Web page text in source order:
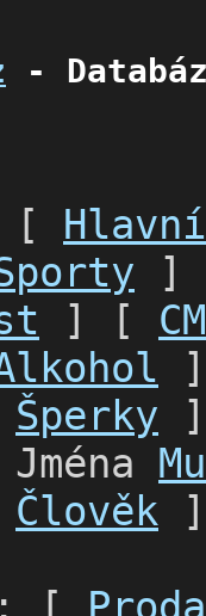
-
[
]
] [
Šperky
Člověk
[